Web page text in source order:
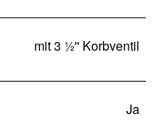
mit 3 ½'' Korbventil
Ja